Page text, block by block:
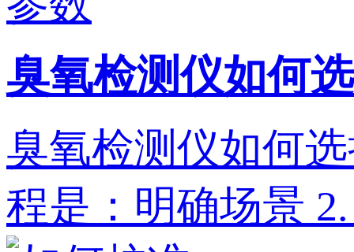
臭氧检测仪如何
臭氧检测仪如何
程是：明确场景‌